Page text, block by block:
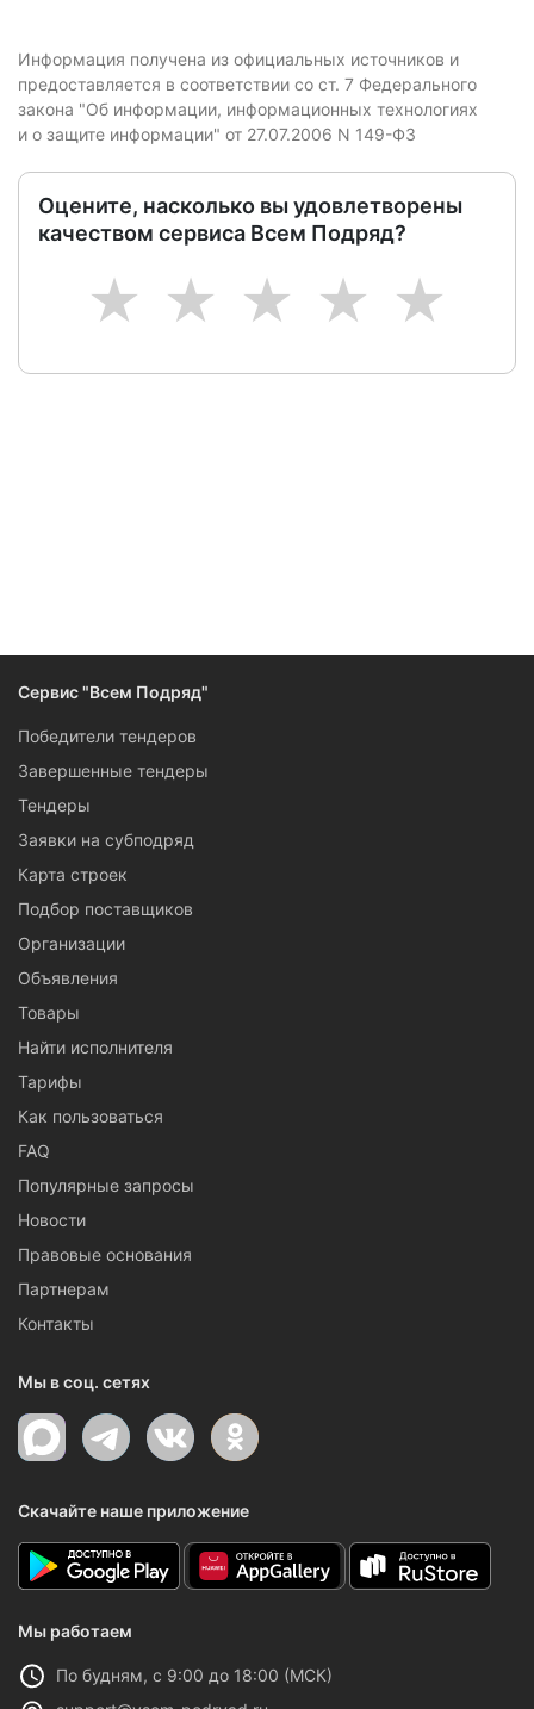
Информация получена из официальных источников и
предоставляется в соответствии со ст. 7 Федерального
закона "Об информации, информационных технологиях
и о защите информации" от 27.07.2006 N 149-ФЗ
Оцените, насколько вы удовлетворены
качеством сервиса Всем Подряд?
5
4
3
2
1
Сервис "Всем Подряд"
Победители тендеров
Завершенные тендеры
Тендеры
Заявки на субподряд
Карта строек
Подбор поставщиков
Организации
Объявления
Товары
Найти исполнителя
Тарифы
Как пользоваться
FAQ
Популярные запросы
Новости
Правовые основания
Партнерам
Контакты
Мы в соц. сетях
Скачайте наше приложение
Мы работаем
По будням, с 9:00 до 18:00 (МСК)